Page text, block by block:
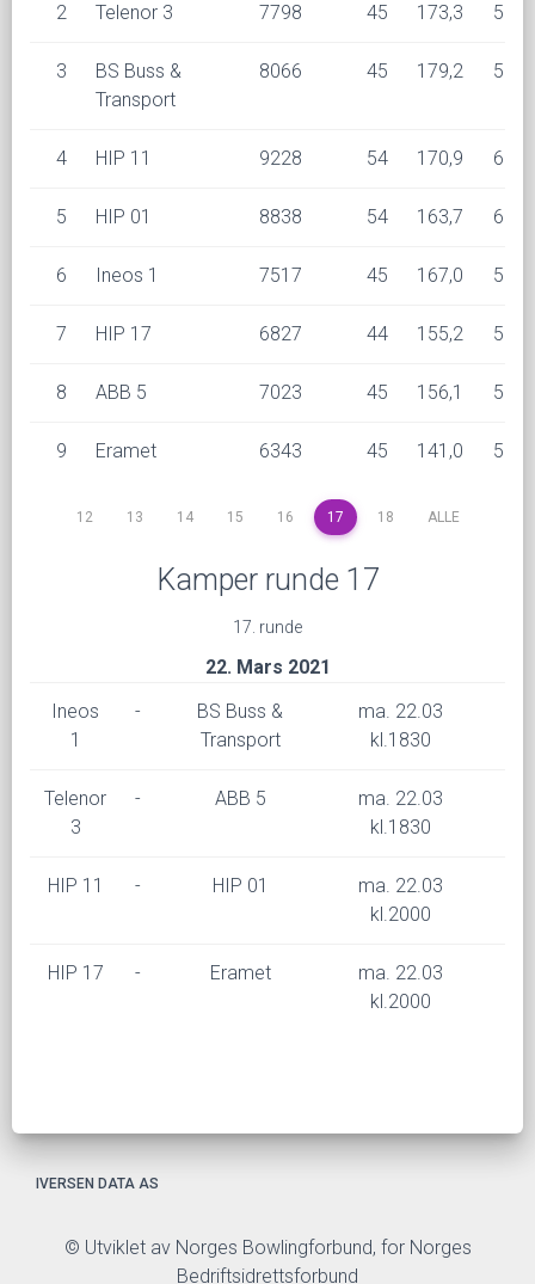
2 Telenor 3 7798 45 173,3 5
3
BS Buss &
Transport
8066 45 179,2 5
4 HIP 11 9228 54 170,9 6
5 HIP 01 8838 54 163,7 6
6 Ineos 1 7517 45 167,0 5
7 HIP 17 6827 44 155,2 5
8 ABB 5 7023 45 156,1 5
9 Eramet 6343 45 141,0 5
12 13 14 15 16 17 18 ALLE
Kamper runde 17
17. runde
22. Mars 2021
Ineos
1
-
BS Buss &
Transport
ma. 22.03
kl.1830
Telenor
3
- ABB 5
ma. 22.03
kl.1830
HIP 11 - HIP 01
ma. 22.03
kl.2000
HIP 17 - Eramet
ma. 22.03
kl.2000
IVERSEN DATA AS
© Utviklet av Norges Bowlingforbund, for Norges
Bedriftsidrettsforbund